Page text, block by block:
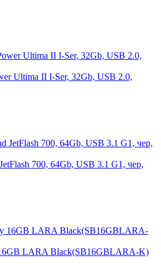
Ultima II I-Ser, 32Gb, USB 2.0,
700, 64Gb, USB 3.1 G1, чер,
LARA Black(SB16GBLARA-K)